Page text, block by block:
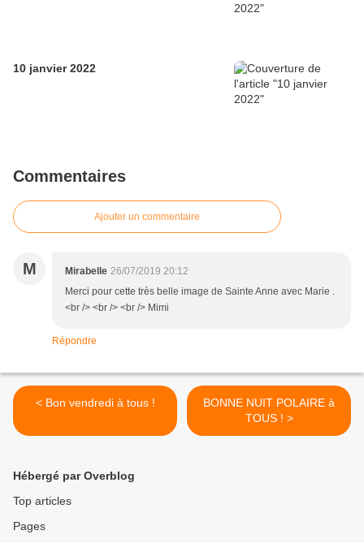
10 janvier 2022
Commentaires
Ajouter un commentaire
M Mirabelle 26/07/2019 20:12
Merci pour cette très belle image de Sainte Anne avec Marie .
<br /> <br /> <br /> Mimi
Répondre
< Bon vendredi à tous !
BONNE NUIT POLAIRE à
TOUS ! >
Hébergé par Overblog
Top articles
Pages